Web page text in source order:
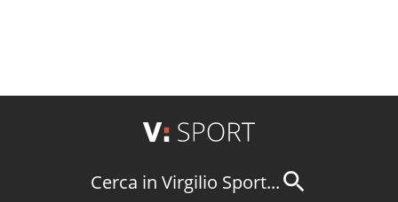
Cerca in Virgilio Sport...